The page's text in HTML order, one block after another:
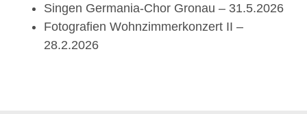
Singen Germania-Chor Gronau – 31.5.2026
Fotografien Wohnzimmerkonzert II –
28.2.2026